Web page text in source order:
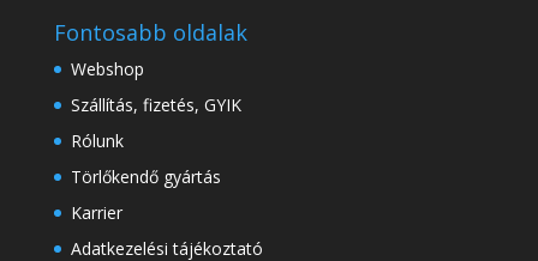
Fontosabb oldalak
Webshop
Szállítás, fizetés, GYIK
Rólunk
Törlőkendő gyártás
Karrier
Adatkezelési tájékoztató